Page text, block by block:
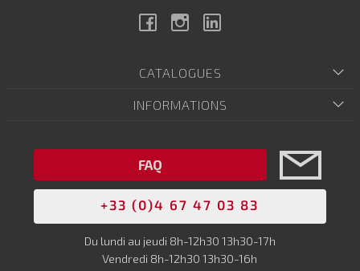
FacebookInstagram
CATALOGUES
INFORMATIONS
FAQ
+33 (0)4 67 47 03 83
Du lundi au jeudi 8h-12h30 13h30-17h
Vendredi 8h-12h30 13h30-16h